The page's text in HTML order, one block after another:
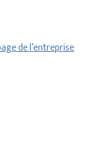
de l’entreprise